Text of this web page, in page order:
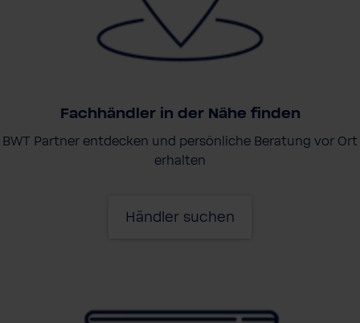
Fachhändler in der Nähe finden
BWT Partner entdecken und persönliche Beratung vor Ort
erhalten
Händler suchen